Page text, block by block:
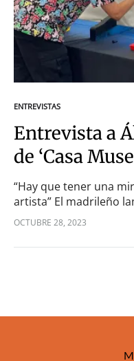
ENTREVISTAS
Entrevista a
de ‘Casa
“Hay que tener una
artista” El madrileño
un álbum sobre el
humor está
OCTUBRE 28, 2023